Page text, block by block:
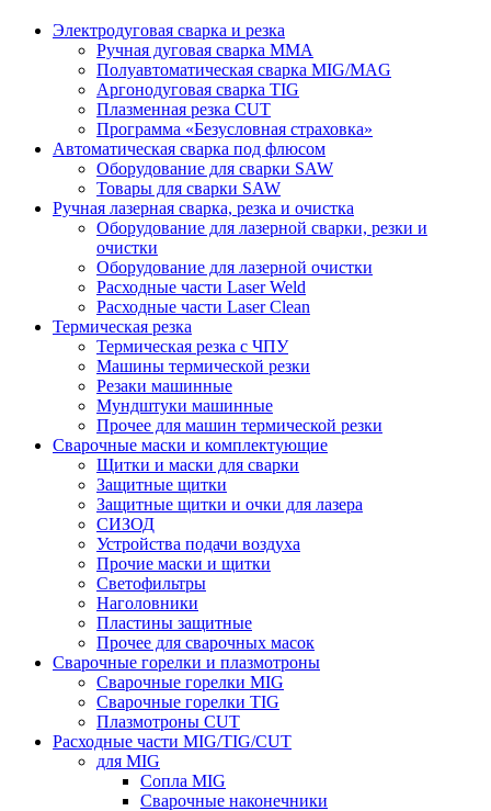
Электродуговая сварка и резка
Ручная дуговая сварка MMA
Полуавтоматическая сварка MIG/MAG
Аргонодуговая сварка TIG
Плазменная резка CUT
Программа «Безусловная страховка»
Автоматическая сварка под флюсом
Оборудование для сварки SAW
Товары для сварки SAW
Ручная лазерная сварка, резка и очистка
Оборудование для лазерной сварки, резки и
очистки
Оборудование для лазерной очистки
Расходные части Laser Weld
Расходные части Laser Clean
Термическая резка
Термическая резка с ЧПУ
Машины термической резки
Резаки машинные
Мундштуки машинные
Прочее для машин термической резки
Сварочные маски и комплектующие
Щитки и маски для сварки
Защитные щитки
Защитные щитки и очки для лазера
СИЗОД
Устройства подачи воздуха
Прочие маски и щитки
Светофильтры
Наголовники
Пластины защитные
Прочее для сварочных масок
Сварочные горелки и плазмотроны
Сварочные горелки MIG
Сварочные горелки TIG
Плазмотроны CUT
Расходные части MIG/TIG/CUT
для MIG
Сопла MIG
Сварочные наконечники